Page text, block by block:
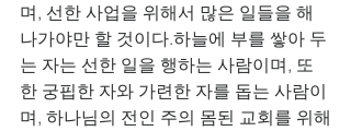
며, 선한 사업을 위해서 많은 일들을 해
나가야만 할 것이다.하늘에 부를 쌓아 두
는 자는 선한 일을 행하는 사람이며, 또
한 궁핍한 자와 가련한 자를 돕는 사람이
며, 하나님의 전인 주의 몸된 교회를 위해